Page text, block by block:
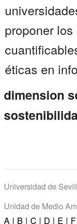
proponer
éticas en
dimension
Universidad de
Unidad de Medio
A | B | C | D | E |